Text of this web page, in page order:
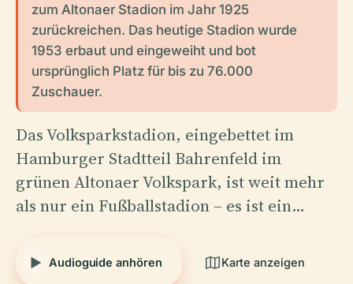
zum Altonaer Stadion im Jahr 1925
zurückreichen. Das heutige Stadion wurde
1953 erbaut und eingeweiht und bot
ursprünglich Platz für bis zu 76.000
Zuschauer.
Das Volksparkstadion, eingebettet im
Hamburger Stadtteil Bahrenfeld im
grünen Altonaer Volkspark, ist weit mehr
als nur ein Fußballstadion – es ist ein…
Audioguide anhören Karte anzeigen